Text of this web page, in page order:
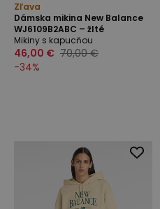
Zľava
Dámska mikina New Balance
WJ6109B2ABC – žlté
Mikiny s kapucňou
46,00 € 70,00 €
-34%